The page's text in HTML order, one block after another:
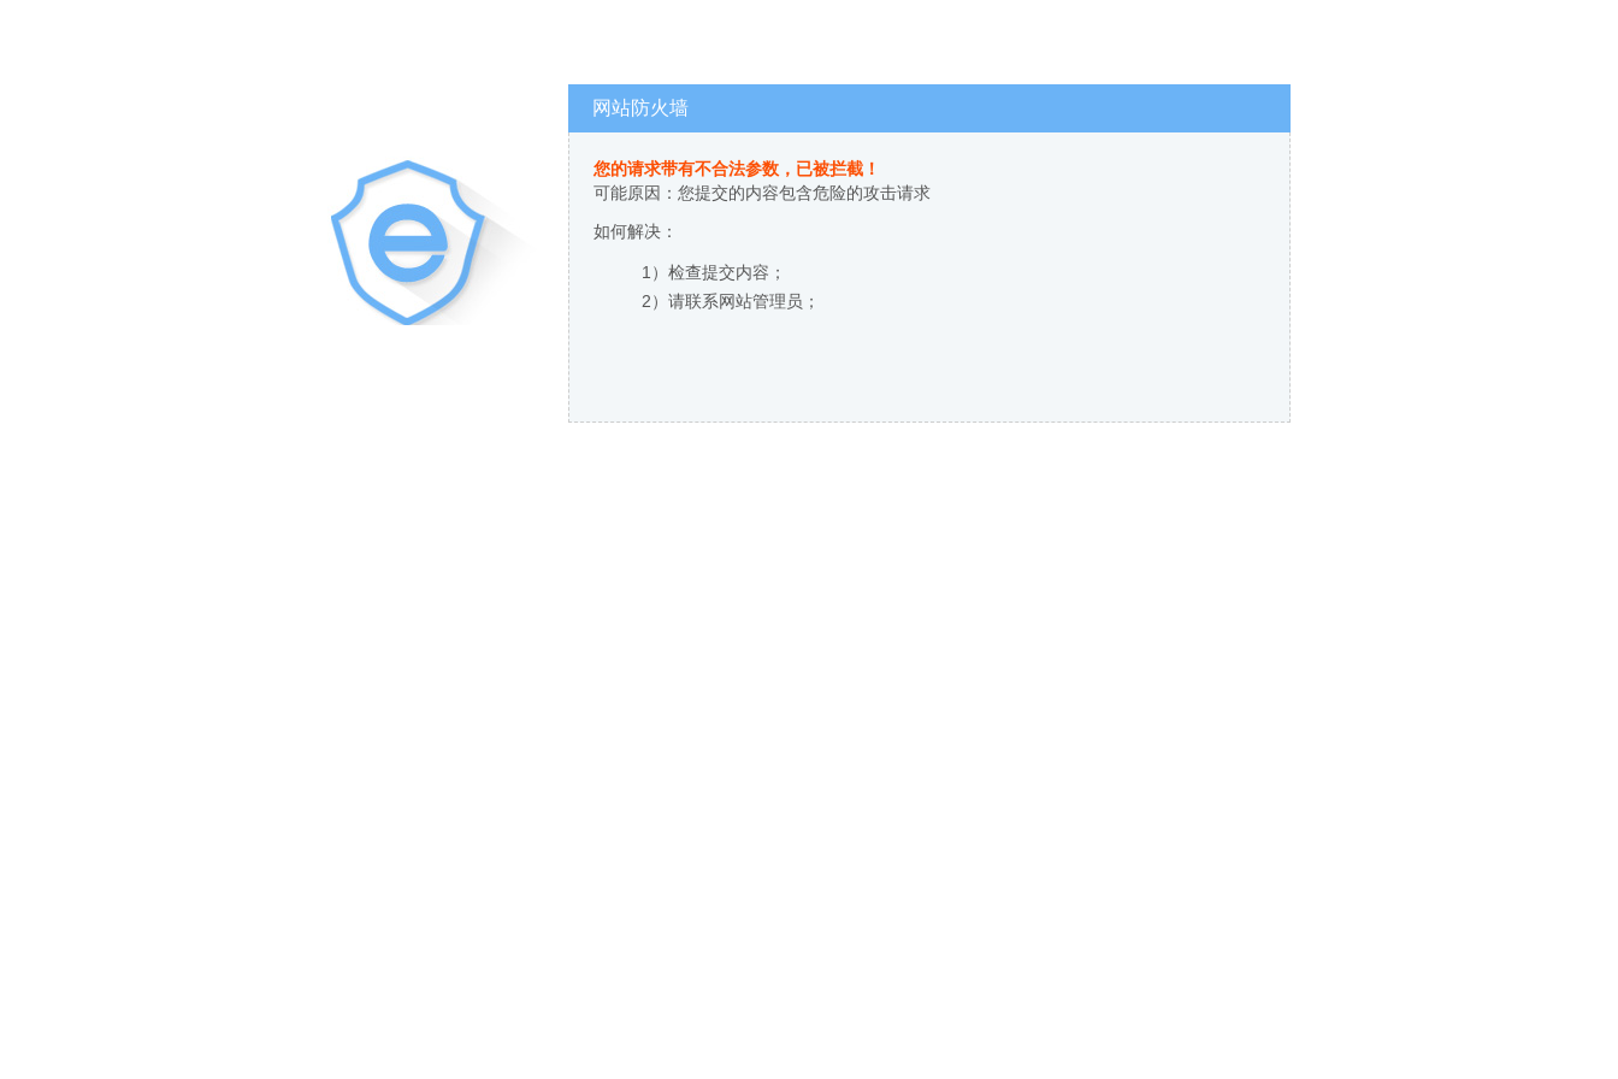
网站防火墙
您的请求带有不合法参数，已被拦截！
可能原因：您提交的内容包含危险的攻击请求
如何解决：
1）检查提交内容；
2）请联系网站管理员；